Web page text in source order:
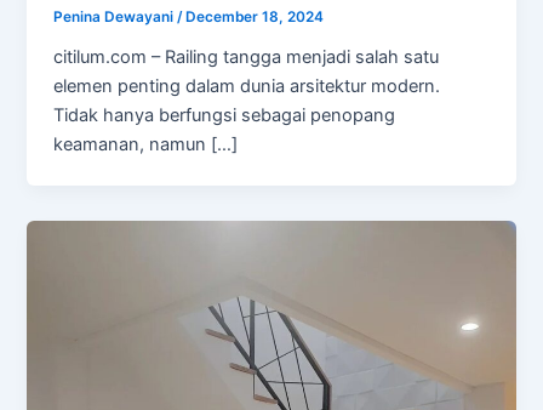
Penina Dewayani/December 18, 2024
citilum.com – Railing tangga menjadi salah satu
elemen penting dalam dunia arsitektur modern.
Tidak hanya berfungsi sebagai penopang
keamanan, namun […]